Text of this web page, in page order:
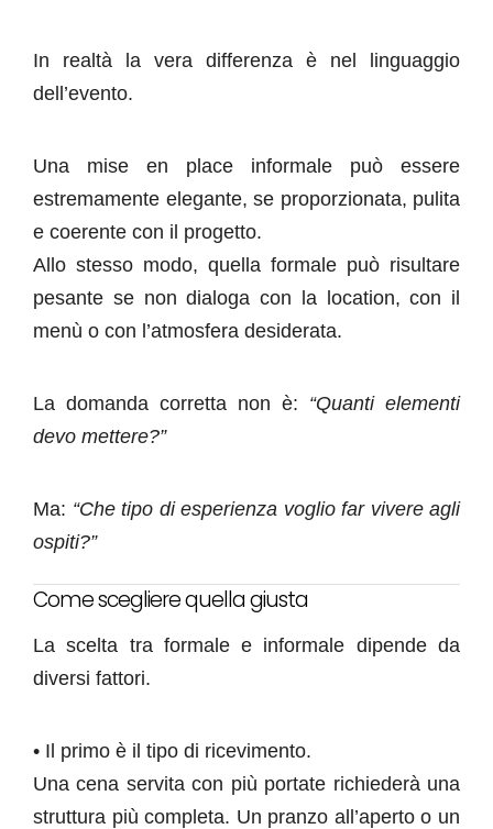
In realtà la vera differenza è nel linguaggio
dell’evento.
Una mise en place informale può essere
estremamente elegante, se proporzionata, pulita
e coerente con il progetto.
Allo stesso modo, quella formale può risultare
pesante se non dialoga con la location, con il
menù o con l’atmosfera desiderata.
La domanda corretta non è: “Quanti elementi
devo mettere?”
Ma: “Che tipo di esperienza voglio far vivere agli
ospiti?”
Come scegliere quella giusta
La scelta tra formale e informale dipende da
diversi fattori.
• Il primo è il tipo di ricevimento.
Una cena servita con più portate richiederà una
struttura più completa. Un pranzo all’aperto o un